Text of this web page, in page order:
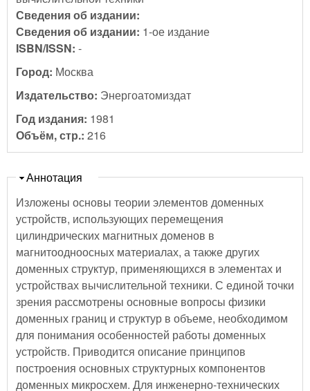
Сведения об издании:
Сведения об издании: 1-ое издание
ISBN/ISSN: -
Город: Москва
Издательство: Энергоатомиздат
Год издания: 1981
Объём, стр.: 216
Скрыть
Аннотация
Изложены основы теории элементов доменных
устройств, использующих перемещения
цилиндрических магнитных доменов в
магнитоодноосных материалах, а также других
доменных структур, применяющихся в элементах и
устройствах вычислительной техники. С единой точки
зрения рассмотрены основные вопросы физики
доменных границ и структур в объеме, необходимом
для понимания особенностей работы доменных
устройств. Приводится описание принципов
построения основных структурных компонентов
доменных микросхем. Для инженерно-технических